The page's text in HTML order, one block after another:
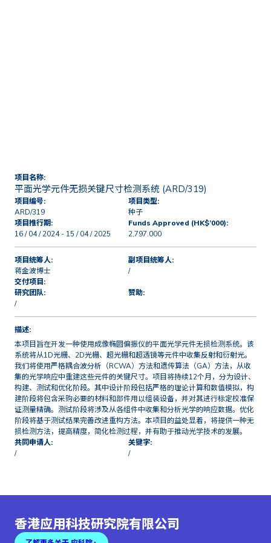
项目名称:
平面光学元件无损关键尺寸检测系统 (ARD/319)
项目编号:
ARD/319
项目类型:
种子
项目推行期:
16 / 04 / 2024 - 15 / 04 / 2025
Funds Approved (HK$’000):
2,797.000
项目统筹人:
蒋金波博士
副项目统筹人:
/
交付项目:
研究团队:
/
赞助:
描述:
本项目旨在开发一种使用成像椭圆偏振仪的平面光学元件无损检测系统。该
系统将从1D光栅、2D光栅、超光栅和超透镜等元件中收集反射和衍射光。
我们将使用严格耦合波分析（RCWA）方法和遗传算法（GA）方法，从收
集的光学响应中重建这些元件的关键尺寸。项目将持续12个月，分为设计、
构建、测试和优化阶段。其中设计阶段包括严格的理论计算和数值模拟，构
建阶段将包含采购必要的材料和部件用以组装设备，并对其进行标定校准保
证测量精确。测试阶段将涉及从各组件中收集和分析光学的响应数据。优化
阶段将基于测试结果完善改进重构方法。本项目的益处显着，将提供一种无
损检测方法，提高精度，简化检测过程，并有助于推动光学技术的发展。
共同申请人:
/
关键字:
/
香港应用科技研究院有限公司